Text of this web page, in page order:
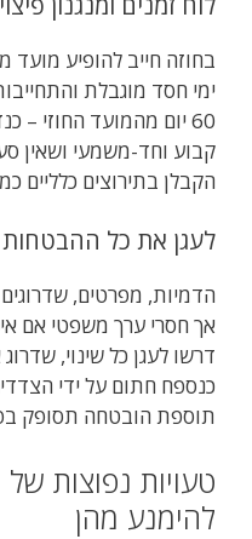
בחוזה חייב להופיע מועד
ימי חסד מוגבלת
60 יום מהמועד החוזי
קבוע וחד-משמעי ושאין
הקבלן בתירוצים כלליים
לעגן את כל ההבטחות
הדמיות, מפרטים, שדרוגים
אך חסרי ערך משפטי אם
דרשו לעגן כל שינוי,
כנספח חתום על ידי
תוספת הובטחה תסופק
טעויות נפוצות
להימנע מהן